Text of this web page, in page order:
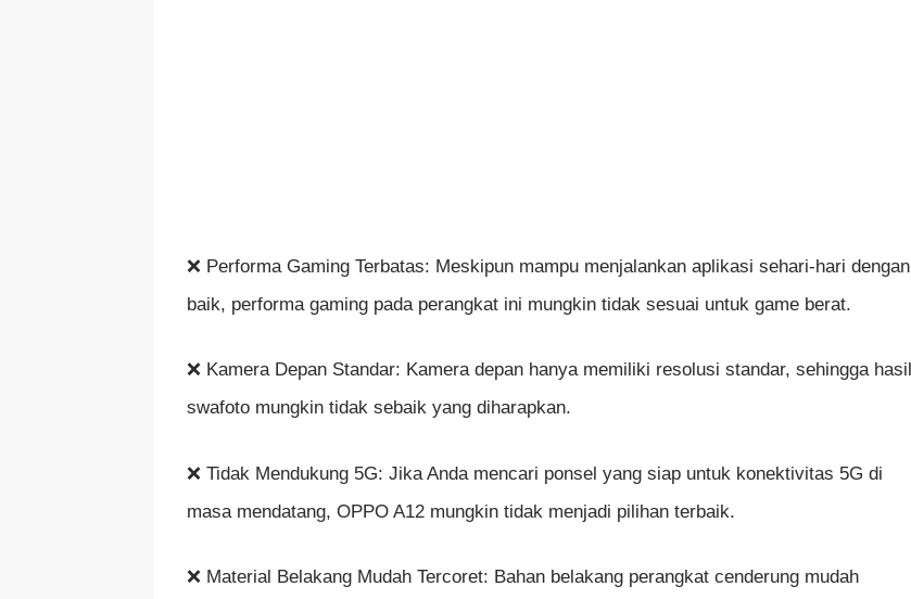
❌ Performa Gaming Terbatas: Meskipun mampu menjalankan aplikasi sehari-hari dengan
baik, performa gaming pada perangkat ini mungkin tidak sesuai untuk game berat.
❌ Kamera Depan Standar: Kamera depan hanya memiliki resolusi standar, sehingga hasil
swafoto mungkin tidak sebaik yang diharapkan.
❌ Tidak Mendukung 5G: Jika Anda mencari ponsel yang siap untuk konektivitas 5G di
masa mendatang, OPPO A12 mungkin tidak menjadi pilihan terbaik.
❌ Material Belakang Mudah Tercoret: Bahan belakang perangkat cenderung mudah